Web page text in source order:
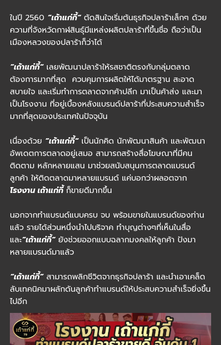
ในปี 2560 ”เถ้าแก่กี้“ตัดสินใจเริ่มต้นธุรกิจปลาร้าเล็กๆ ด้วย
ความที่จังหวัดกาฬสินธุ์มีแหล่งผลิตปลาร้าที่ขึ้นชื่อ ถือว่าเป็น
เมืองหลวงของปลาร้าก็ว่าได้
”เถ้าแก่กี้“เลยพัฒนาปลาร้าให้รสชาติตรงกับกลุ่มตลาด
ต้องการมากที่สุด ควบคุมการผลิตให้ได้มาตรฐาน สะอาด
สบายใจ และเริ่มทำการตลาดจากค้าปลีก มาเป็นค้าส่ง และมา
เป็นโรงงาน ที่อยู่เบื้องหลังแบรนด์ปลาร้าที่ประสบความสำเร็จ
มากที่สุดของประเทศในปัจจุบัน
เนื่องด้วย ”เถ้าแก่กี้“เป็นนักคิด นักพัฒนาสินค้า และพัฒนา
อัพเดตการตลาดอยู่เสมอ สามารถสร้างสื่อโฆษณาที่มีคน
ติดตาม หลักหลายแสน มาช่วยสนับสนุนการตลาดแบรนด์
ลูกค้า ให้ติดตลาดมาหลายแบรนด์ แค่บอกว่าผลอตจาก
โรงงาน เถ้าแก่กี้ก็ขายดีมากขึ้น
นอกจากทำแบรนด์แบบครบ จบ พร้อมขายในแบรนด์ของท่าน
แล้ว รายได้ส่วนหนึ่งนำไปบริจาค ทำบุญต่างๆที่เห็นในสื่อ
และ”เถ้าแก่กี้“ยังช่วยออกแบบฉลากมงคลให้ลูกค้า ปังมา
หลายแบรนด์มาแล้ว
“เถ้าแก่กี้”สามารถพลิกชีวิตจากธุรกิจปลาร้า และนำเอาเคล็ด
ลับเทคนิคมาผลักดันลูกค้าทำแบรนด์ให้ประสบความสำเร็จยิ่งขึ้น
ไปอีก